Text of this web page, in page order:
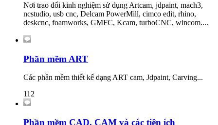
Nơi trao đổi kinh nghiệm sử dụng Artcam, jdpaint, mach3,
ncstudio, usb cnc, Delcam PowerMill, cimco edit, rhino,
deskcnc, foamworks, GMFC, Kcam, turboCNC, wincom....
Phần mềm ART
Các phần mềm thiết kế dạng ART cam, Jdpaint, Carving...
112
Phần mềm CAD, CAM và các tiện ích